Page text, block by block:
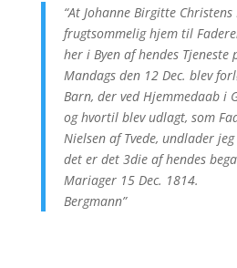
“At Johanne Birgitte
frugtsommelig hjem til
her i Byen af hendes Tjeneste
Mandags den 12 Dec. blev
Barn, der ved Hjemmedaab i
og hvortil blev udlagt, som
Nielsen af Tvede, undlader
det er det 3die af hendes
Mariager 15 Dec. 1814.
Bergmann”